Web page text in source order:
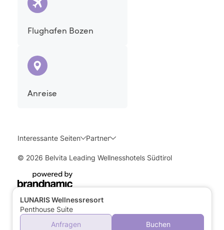
LUNARIS Wellnessresort
Penthouse Suite
Anfragen
Buchen
Flughafen Bozen
Anreise
Interessante Seiten Partner
© 2026 Belvita Leading Wellnesshotels Südtirol